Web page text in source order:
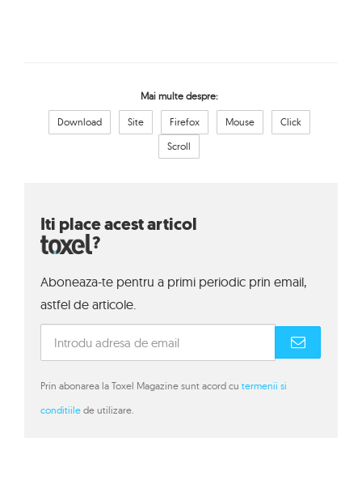
Mai multe despre:
Download Site Firefox Mouse
Click
Scroll
Iti place acest articol
?
Aboneaza-te pentru a primi periodic prin email,
astfel de articole.
Prin abonarea la Toxel Magazine sunt acord cu termenii si
conditiile de utilizare.